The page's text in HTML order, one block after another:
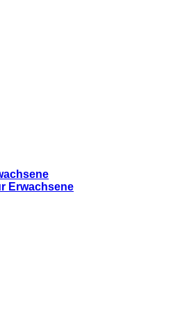
Erwachsene